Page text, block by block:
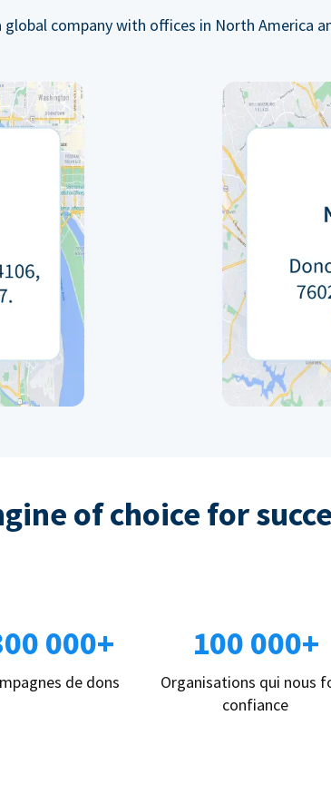
global company with offices in North America
of choice for
000+
de dons
100 000+
Organisations qui nous
confiance